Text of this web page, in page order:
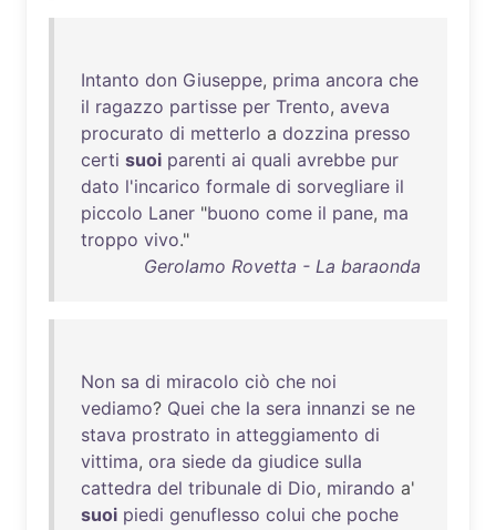
Intanto don Giuseppe, prima ancora che
il ragazzo partisse per Trento, aveva
procurato di metterlo a dozzina presso
certi suoi parenti ai quali avrebbe pur
dato l'incarico formale di sorvegliare il
piccolo Laner "buono come il pane, ma
troppo vivo."
Gerolamo Rovetta - La baraonda
Non sa di miracolo ciò che noi
vediamo? Quei che la sera innanzi se ne
stava prostrato in atteggiamento di
vittima, ora siede da giudice sulla
cattedra del tribunale di Dio, mirando a'
suoi piedi genuflesso colui che poche